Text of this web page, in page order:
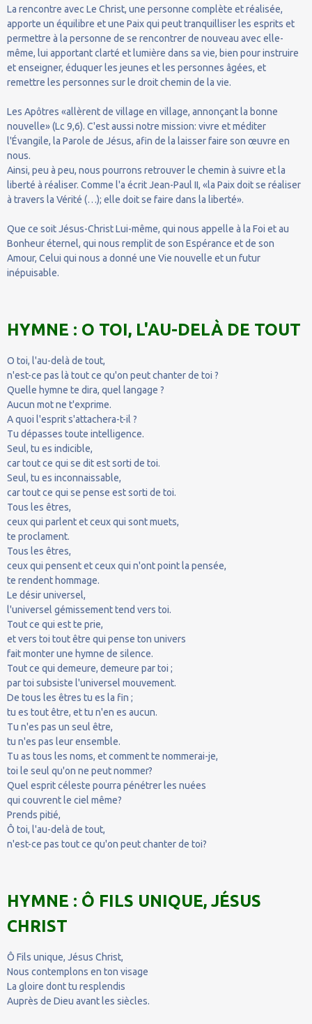
La rencontre avec Le Christ, une personne complète et réalisée,
apporte un équilibre et une Paix qui peut tranquilliser les esprits et
permettre à la personne de se rencontrer de nouveau avec elle-
même, lui apportant clarté et lumière dans sa vie, bien pour instruire
et enseigner, éduquer les jeunes et les personnes âgées, et
remettre les personnes sur le droit chemin de la vie.
Les Apôtres «allèrent de village en village, annonçant la bonne
nouvelle» (Lc 9,6). C'est aussi notre mission: vivre et méditer
l'Évangile, la Parole de Jésus, afin de la laisser faire son œuvre en
nous.
Ainsi, peu à peu, nous pourrons retrouver le chemin à suivre et la
liberté à réaliser. Comme l'a écrit Jean-Paul II, «la Paix doit se réaliser
à travers la Vérité (…); elle doit se faire dans la liberté».
Que ce soit Jésus-Christ Lui-même, qui nous appelle à la Foi et au
Bonheur éternel, qui nous remplit de son Espérance et de son
Amour, Celui qui nous a donné une Vie nouvelle et un futur
inépuisable.
HYMNE : O TOI, L'AU-DELÀ DE TOUT
O toi, l'au-delà de tout,
n'est-ce pas là tout ce qu'on peut chanter de toi ?
Quelle hymne te dira, quel langage ?
Aucun mot ne t'exprime.
A quoi l'esprit s'attachera-t-il ?
Tu dépasses toute intelligence.
Seul, tu es indicible,
car tout ce qui se dit est sorti de toi.
Seul, tu es inconnaissable,
car tout ce qui se pense est sorti de toi.
Tous les êtres,
ceux qui parlent et ceux qui sont muets,
te proclament.
Tous les êtres,
ceux qui pensent et ceux qui n'ont point la pensée,
te rendent hommage.
Le désir universel,
l'universel gémissement tend vers toi.
Tout ce qui est te prie,
et vers toi tout être qui pense ton univers
fait monter une hymne de silence.
Tout ce qui demeure, demeure par toi ;
par toi subsiste l'universel mouvement.
De tous les êtres tu es la fin ;
tu es tout être, et tu n'en es aucun.
Tu n'es pas un seul être,
tu n'es pas leur ensemble.
Tu as tous les noms, et comment te nommerai-je,
toi le seul qu'on ne peut nommer?
Quel esprit céleste pourra pénétrer les nuées
qui couvrent le ciel même?
Prends pitié,
Ô toi, l'au-delà de tout,
n'est-ce pas tout ce qu'on peut chanter de toi?
HYMNE : Ô FILS UNIQUE, JÉSUS
CHRIST
Ô Fils unique, Jésus Christ,
Nous contemplons en ton visage
La gloire dont tu resplendis
Auprès de Dieu avant les siècles.